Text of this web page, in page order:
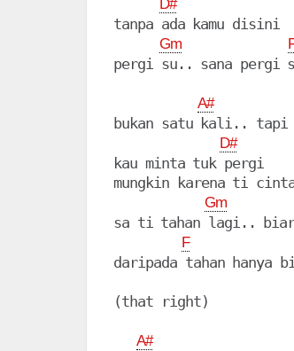
D#
tanpa ada kamu disini
Gm
pergi su.. sana pergi
A#
bukan satu kali..
D#
kau minta tuk pergi
mungkin karena ti
Gm
sa ti tahan lagi.. biar
F
daripada tahan hanya
(that right)
A#